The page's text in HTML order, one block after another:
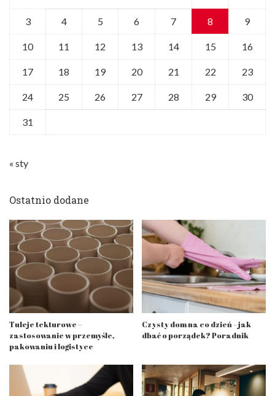
3 4 5 6 7 8 9
10 11 12 13 14 15 16
17 18 19 20 21 22 23
24 25 26 27 28 29 30
31
« sty
Ostatnio dodane
Tuleje tekturowe –
zastosowanie w przemyśle,
pakowaniu i logistyce
Czysty dom na co dzień – jak
dbać o porządek? Poradnik